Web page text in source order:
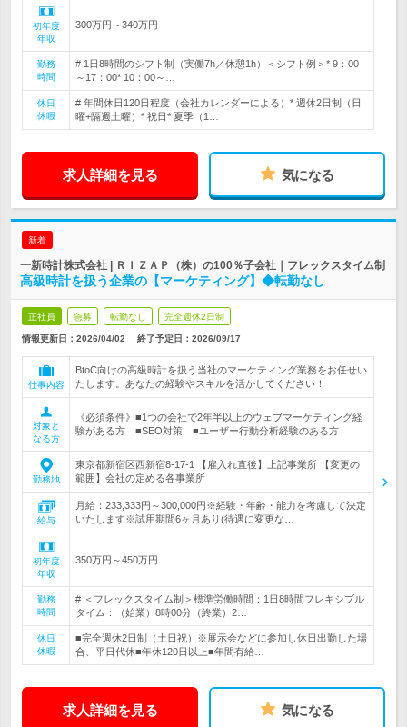
初年度
年収
300万円～340万円
勤務
時間
# 1日8時間のシフト制（実働7h／休憩1h）＜シフト例＞* 9：00
～17：00* 10：00～…
休日
休暇
# 年間休日120日程度（会社カレンダーによる）* 週休2日制（日
曜+隔週土曜）* 祝日* 夏季（1…
求人詳細を見る 気になる
新着
一新時計株式会社 | ＲＩＺＡＰ（株）の100％子会社｜フレックスタイム制
高級時計を扱う企業の【マーケティング】◆転勤なし
正社員 急募 転勤なし 完全週休2日制
情報更新日：2026/04/02 終了予定日： 2026/09/17
仕事内容
BtoC向けの高級時計を扱う当社のマーケティング業務をお任せい
たします。あなたの経験やスキルを活かしてください！
対象と
なる方
《必須条件》■1つの会社で2年半以上のウェブマーケティング経
験がある方 ■SEO対策 ■ユーザー行動分析経験のある方
勤務地
東京都新宿区西新宿8-17-1 【雇入れ直後】上記事業所 【変更の
範囲】会社の定める各事業所
給与
月給：233,333円～300,000円※経験・年齢・能力を考慮して決定
いたします※試用期間6ヶ月あり(待遇に変更な…
初年度
年収
350万円～450万円
勤務
時間
# ＜フレックスタイム制＞標準労働時間：1日8時間フレキシブル
タイム：（始業）8時00分（終業）2…
休日
休暇
■完全週休2日制（土日祝）※展示会などに参加し休日出勤した場
合、平日代休■年休120日以上■年間有給…
求人詳細を見る 気になる